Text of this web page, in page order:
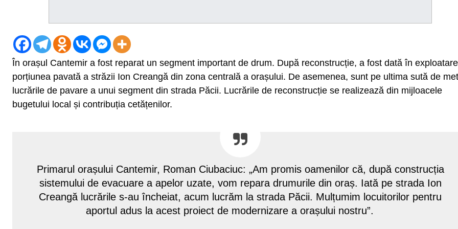
În orașul Cantemir a fost reparat un segment important de drum. După reconstruсție, a fost dată în exploatare
porțiunea pavată a străzii Ion Creangă din zona centrală a orașului. De asemenea, sunt pe ultima sută de
lucrările de pavare a unui segment din strada Păcii. Lucrările de reconstrucție se realizează din mijloacele
bugetului local și contribuția cetățenilor.
Primarul orașului Cantemir, Roman Ciubaciuc: „Am promis oamenilor că, după construcția
sistemului de evacuare a apelor uzate, vom repara drumurile din oraș. Iată pe strada Ion
Creangă lucrările s-au încheiat, acum lucrăm la strada Păcii. Mulțumim locuitorilor pentru
aportul adus la acest proiect de modernizare a orașului nostru”.